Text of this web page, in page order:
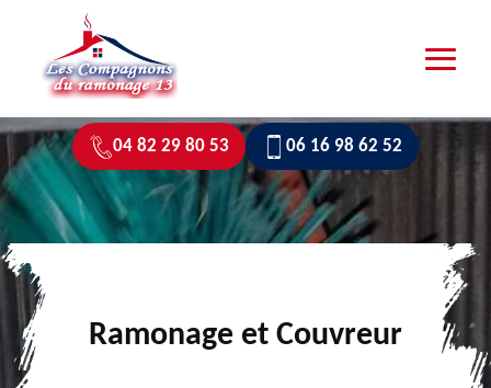
04 82 29 80 53 06 16 98 62 52
Ramonage et Couvreur